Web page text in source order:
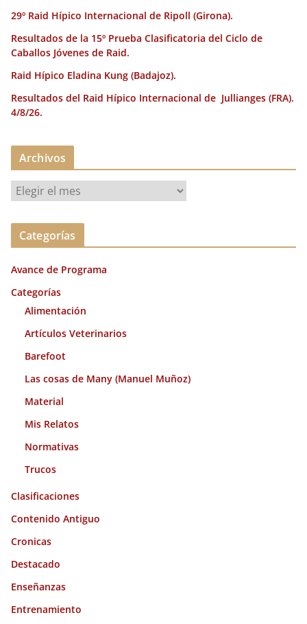
29º Raid Hípico Internacional de Ripoll (Girona).
Resultados de la 15º Prueba Clasificatoria del Ciclo de
Caballos Jóvenes de Raid.
Raid Hípico Eladina Kung (Badajoz).
Resultados del Raid Hípico Internacional de Jullianges (FRA).
4/8/26.
Archivos
r
c
v
o
Categorías
Avance de Programa
Categorías
Alimentación
Artículos Veterinarios
Barefoot
Las cosas de Many (Manuel Muñoz)
Material
Mis Relatos
Normativas
Trucos
Clasificaciones
Contenido Antiguo
Cronicas
Destacado
Enseñanzas
Entrenamiento